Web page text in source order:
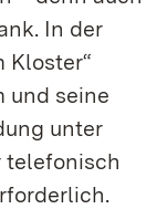
In der
Kloster“
und seine
unter
telefonisch